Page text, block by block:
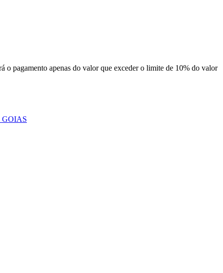
pagamento apenas do valor que exceder o limite de 10% do valor